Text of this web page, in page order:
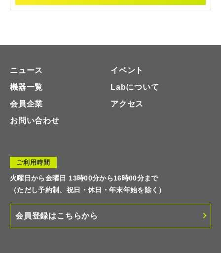
ご利用時間
火曜日から金曜日 13時00分から16時00分まで
（ただし予約制、祝日・休日・年末年始を除く）
会員登録はこちらから
ニュース
イベント
機器一覧
Labについて
会員企業
アクセス
お問い合わせ